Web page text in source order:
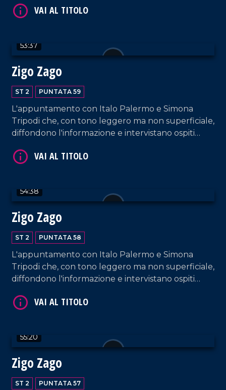
Lamezia Terme.
53:37
Zigo Zago
ST 2 PUNTATA 59
L'appuntamento con Italo Palermo e Simona
Tripodi che, con tono leggero ma non superficiale,
diffondono l'informazione e intervistano ospiti
Lamezia Terme.
54:38
Zigo Zago
ST 2 PUNTATA 58
L'appuntamento con Italo Palermo e Simona
Tripodi che, con tono leggero ma non superficiale,
diffondono l'informazione e intervistano ospiti
Lamezia Terme.
55:20
Zigo Zago
ST 2 PUNTATA 57
VAI AL TITOLO
VAI AL TITOLO
VAI AL TITOLO
VAI AL TITOLO